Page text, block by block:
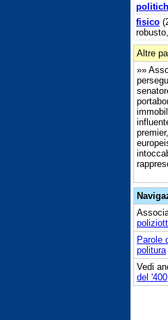
fisico
Altre
»»
Parole
politura
Vedi
del '400